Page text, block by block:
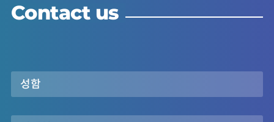
Contact us